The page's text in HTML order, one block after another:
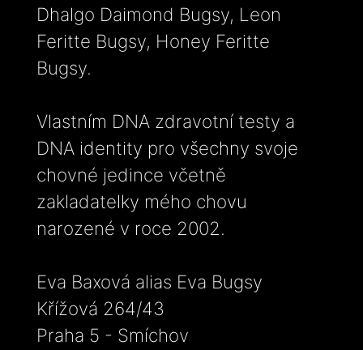
Dhalgo Daimond Bugsy, Leon
Feritte Bugsy, Honey Feritte
Bugsy.
Vlastním DNA zdravotní testy a
DNA identity pro všechny svoje
chovné jedince včetně
zakladatelky mého chovu
narozené v roce 2002.
Eva Baxová alias Eva Bugsy
Křížová 264/43
Praha 5 - Smíchov